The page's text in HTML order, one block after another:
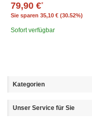
79,90 €*
Sie sparen 35,10 € (30.52%)
Sofort verfügbar
Kategorien
Unser Service für Sie